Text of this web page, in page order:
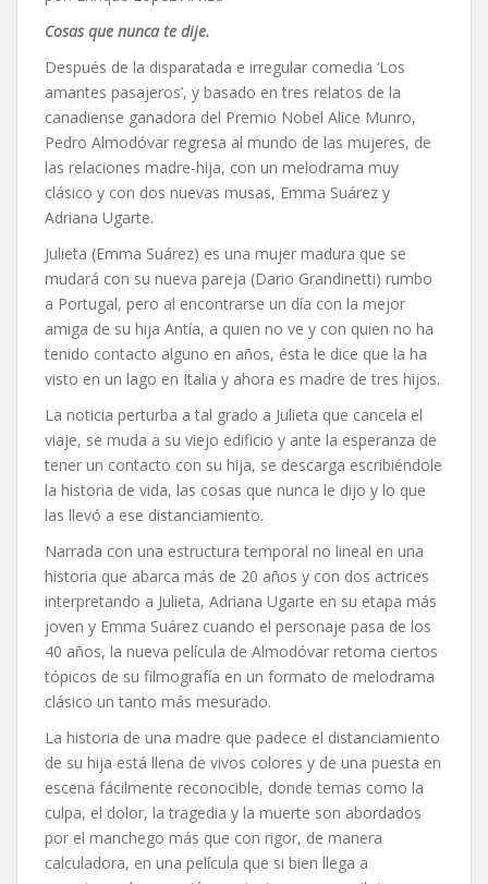
Cosas que nunca te dije.
Después de la disparatada e irregular comedia ‘Los
amantes pasajeros’, y basado en tres relatos de la
canadiense ganadora del Premio Nobel Alice Munro,
Pedro Almodóvar regresa al mundo de las mujeres, de
las relaciones madre-hija, con un melodrama muy
clásico y con dos nuevas musas, Emma Suárez y
Adriana Ugarte.
Julieta (Emma Suárez) es una mujer madura que se
mudará con su nueva pareja (Dario Grandinetti) rumbo
a Portugal, pero al encontrarse un día con la mejor
amiga de su hija Antía, a quien no ve y con quien no ha
tenido contacto alguno en años, ésta le dice que la ha
visto en un lago en Italia y ahora es madre de tres hijos.
La noticia perturba a tal grado a Julieta que cancela el
viaje, se muda a su viejo edificio y ante la esperanza de
tener un contacto con su hija, se descarga escribiéndole
la historia de vida, las cosas que nunca le dijo y lo que
las llevó a ese distanciamiento.
Narrada con una estructura temporal no lineal en una
historia que abarca más de 20 años y con dos actrices
interpretando a Julieta, Adriana Ugarte en su etapa más
joven y Emma Suárez cuando el personaje pasa de los
40 años, la nueva película de Almodóvar retoma ciertos
tópicos de su filmografía en un formato de melodrama
clásico un tanto más mesurado.
La historia de una madre que padece el distanciamiento
de su hija está llena de vivos colores y de una puesta en
escena fácilmente reconocible, donde temas como la
culpa, el dolor, la tragedia y la muerte son abordados
por el manchego más que con rigor, de manera
calculadora, en una película que si bien llega a